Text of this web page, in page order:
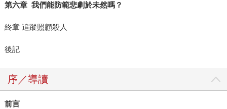
第六章 我們能防範悲劇於未然嗎？
終章 追蹤照顧殺人
後記
序／導讀
前言